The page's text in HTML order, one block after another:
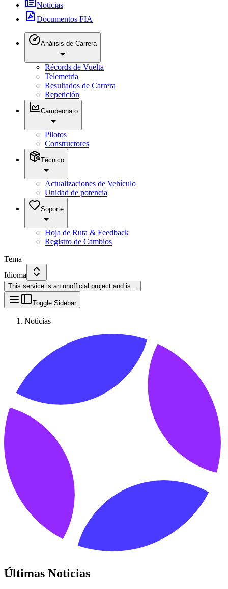
Noticias
Documentos FIA
Análisis de Carrera
Récords de Vuelta
Telemetría
Resultados de Carrera
Repetición
Campeonato
Pilotos
Constructores
Técnico
Actualizaciones de Vehículo
Unidad de potencia
Soporte
Hoja de Ruta & Feedback
Registro de Cambios
Tema
Idioma
This service is an unofficial project and is...
Toggle Sidebar
Noticias
Últimas Noticias